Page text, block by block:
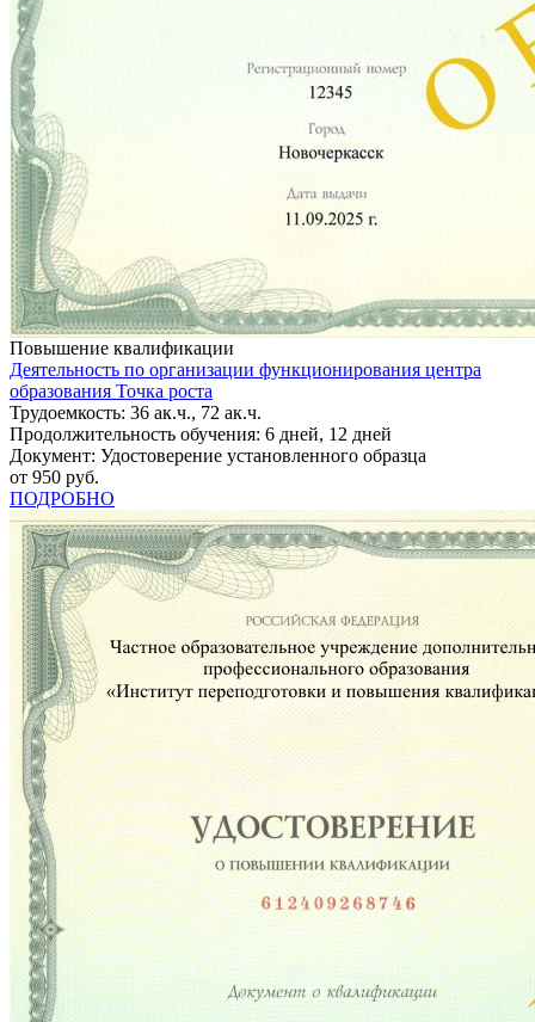
Повышение квалификации
Деятельность по организации функционирования центра
образования Точка роста
Трудоемкость: 36 ак.ч., 72 ак.ч.
Продолжительность обучения: 6 дней, 12 дней
Документ: Удостоверение установленного образца
от 950 руб.
ПОДРОБНО